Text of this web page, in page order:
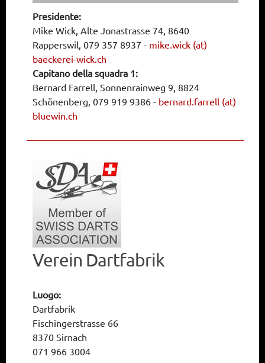
Presidente:
Mike Wick, Alte Jonastrasse 74, 8640
Rapperswil, 079 357 8937 - mike.wick (at)
baeckerei-wick.ch
Capitano della squadra 1:
Bernard Farrell, Sonnenrainweg 9, 8824
Schönenberg, 079 919 9386 - bernard.farrell (at)
bluewin.ch
Verein Dartfabrik
Luogo:
Dartfabrik
Fischingerstrasse 66
8370 Sirnach
071 966 3004